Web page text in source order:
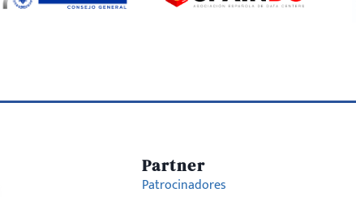
Partner
Patrocinadores